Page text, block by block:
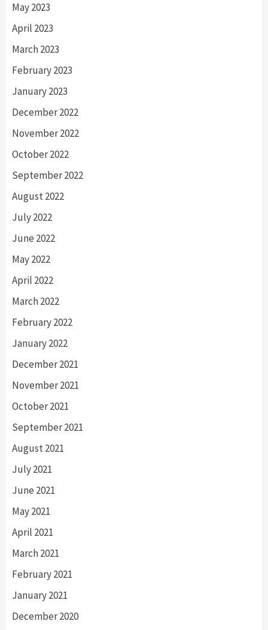
May 2023
April 2023
March 2023
February 2023
January 2023
December 2022
November 2022
October 2022
September 2022
August 2022
July 2022
June 2022
May 2022
April 2022
March 2022
February 2022
January 2022
December 2021
November 2021
October 2021
September 2021
August 2021
July 2021
June 2021
May 2021
April 2021
March 2021
February 2021
January 2021
December 2020